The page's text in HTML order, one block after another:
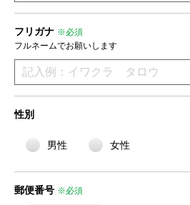
フリガナ ※必須
フルネームでお願いします
性別
男性 女性
郵便番号 ※必須